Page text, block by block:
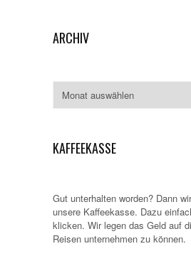
ARCHIV
KAFFEEKASSE
Gut unterhalten worden? Dann
unsere Kaffeekasse. Dazu
klicken. Wir legen das Geld auf
Reisen unternehmen zu können.